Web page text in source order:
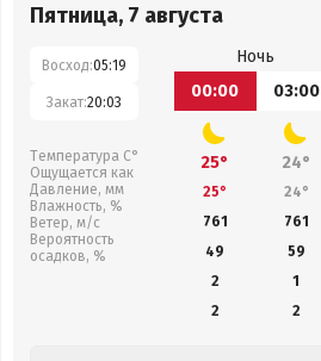
Пятница, 7 августа
Восход:05:19
Закат:20:03
Температура С°
Ощущается как
Давление, мм
Влажность, %
Ветер, м/с
Вероятность
осадков, %
Ночь
00:00
03:00
25° 24°
25° 24°
761
761
49
59
2
1
2
2